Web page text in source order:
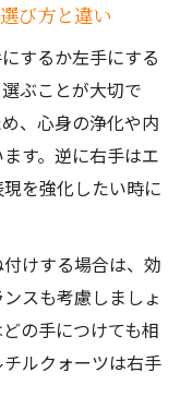
ス活用のコツと
参拝で運気向上
ーンブレス運
運を引き寄せる
の選び方
ーンブレスの
び方と違い
するか左手にする
ぶことが大切で
、心身の浄化や内
す。逆に右手はエ
を強化したい時に
けする場合は、効
スも考慮しましょ
の手につけても相
ルクォーツは右手